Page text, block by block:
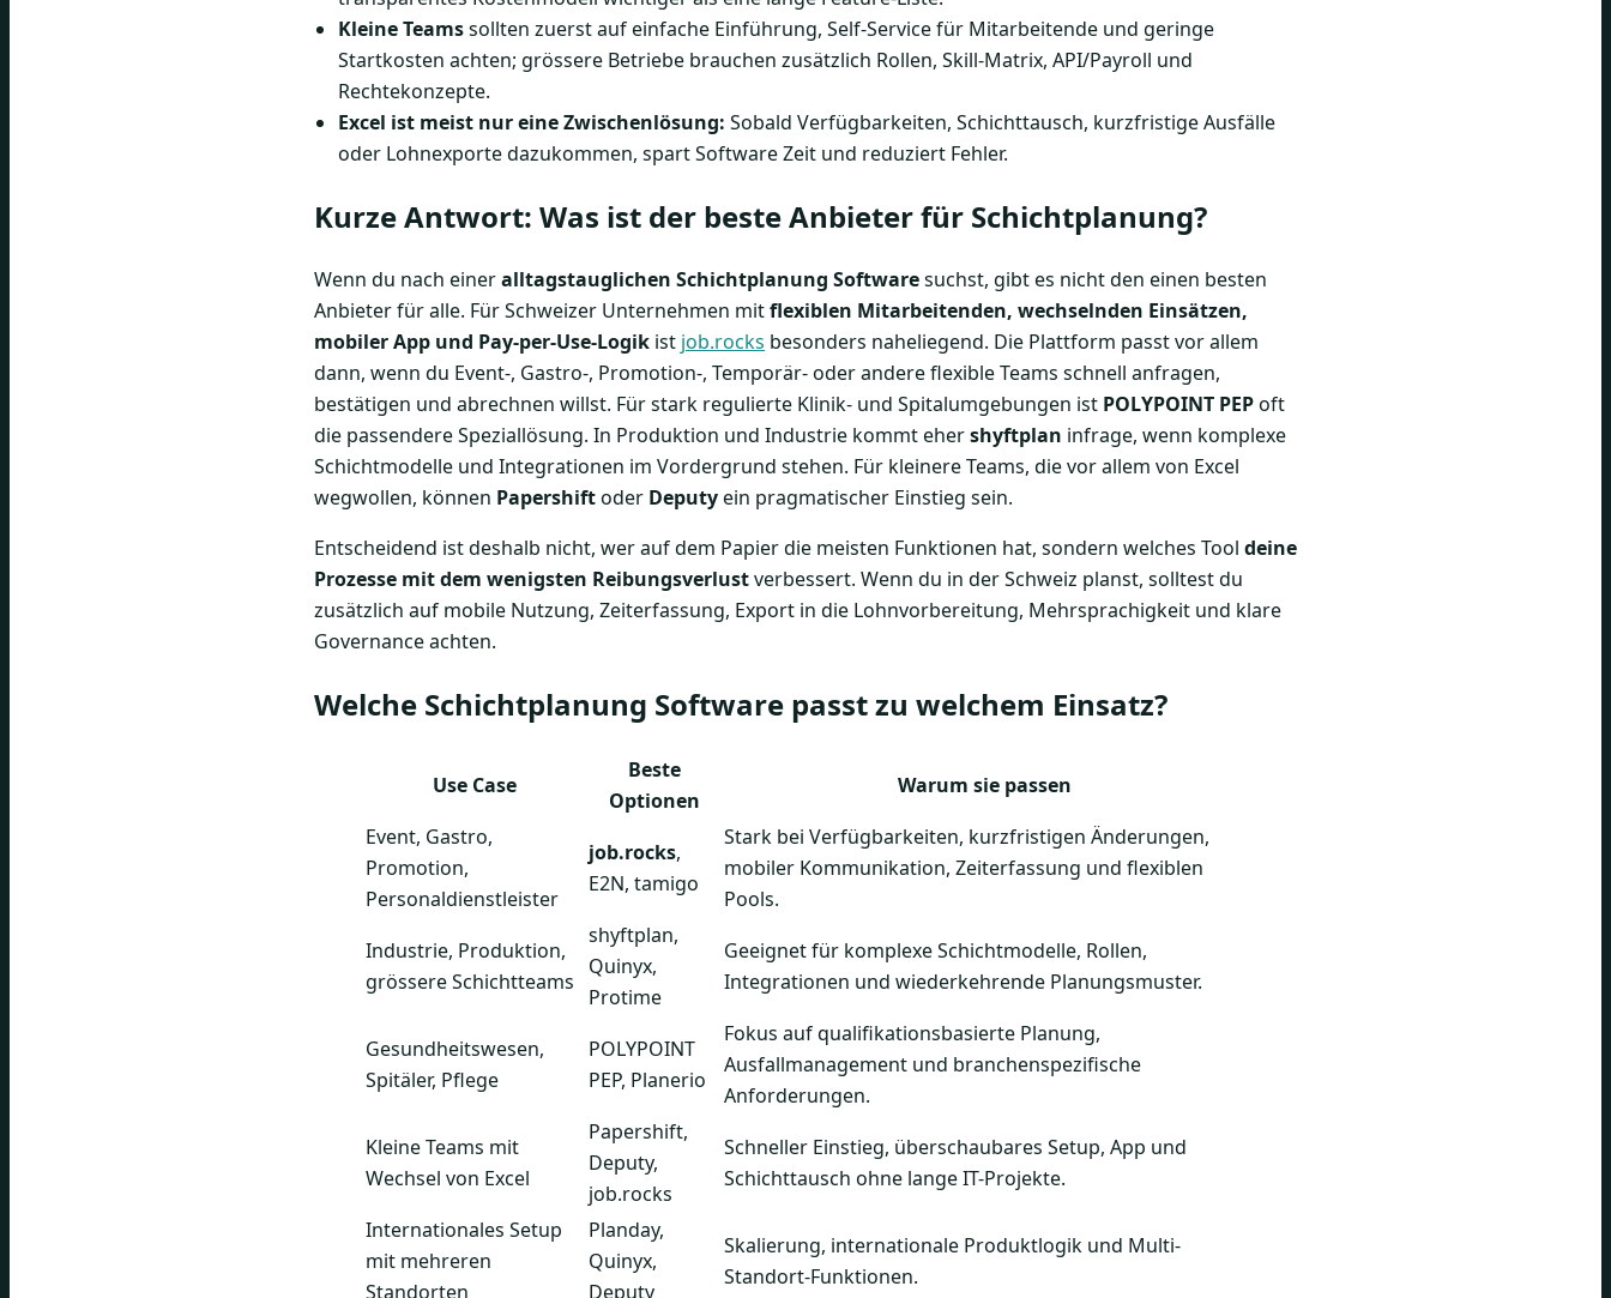
Kleine Teamssollten zuerst auf einfache Einführung, Self-Service für Mitarbeitende und geringe
Startkosten achten; grössere Betriebe brauchen zusätzlich Rollen, Skill-Matrix, API/Payroll und
Rechtekonzepte.
Excel ist meist nur eine Zwischenlösung: Sobald Verfügbarkeiten, Schichttausch, kurzfristige Ausfälle
oder Lohnexporte dazukommen, spart Software Zeit und reduziert Fehler.
Kurze Antwort: Was ist der beste Anbieter für Schichtplanung?
Wenn du nach eineralltagstauglichen Schichtplanung Softwaresuchst, gibt es nicht den einen besten
Anbieter für alle. Für Schweizer Unternehmen mitflexiblen Mitarbeitenden, wechselnden Einsätzen,
mobiler App und Pay-per-Use-Logik ist job.rocks besonders naheliegend. Die Plattform passt vor allem
dann, wenn du Event-, Gastro-, Promotion-, Temporär- oder andere flexible Teams schnell anfragen,
bestätigen und abrechnen willst. Für stark regulierte Klinik- und Spitalumgebungen ist POLYPOINT PEPoft
die passendere Speziallösung. In Produktion und Industrie kommt ehershyftplan infrage, wenn komplexe
Schichtmodelle und Integrationen im Vordergrund stehen. Für kleinere Teams, die vor allem von Excel
wegwollen, können Papershiftoder Deputyein pragmatischer Einstieg sein.
Entscheidend ist deshalb nicht, wer auf dem Papier die meisten Funktionen hat, sondern welches Tool deine
Prozesse mit dem wenigsten Reibungsverlustverbessert. Wenn du in der Schweiz planst, solltest du
zusätzlich auf mobile Nutzung, Zeiterfassung, Export in die Lohnvorbereitung, Mehrsprachigkeit und klare
Governance achten.
Welche Schichtplanung Software passt zu welchem Einsatz?
Use Case
Beste
Optionen
Warum sie passen
Event, Gastro,
Promotion,
Personaldienstleister
job.rocks,
E2N, tamigo
Stark bei Verfügbarkeiten, kurzfristigen Änderungen,
mobiler Kommunikation, Zeiterfassung und flexiblen
Pools.
Industrie, Produktion,
grössere Schichtteams
shyftplan,
Quinyx,
Protime
Geeignet für komplexe Schichtmodelle, Rollen,
Integrationen und wiederkehrende Planungsmuster.
Gesundheitswesen,
Spitäler, Pflege
POLYPOINT
PEP, Planerio
Fokus auf qualifikationsbasierte Planung,
Ausfallmanagement und branchenspezifische
Anforderungen.
Kleine Teams mit
Wechsel von Excel
Papershift,
Deputy,
job.rocks
Schneller Einstieg, überschaubares Setup, App und
Schichttausch ohne lange IT-Projekte.
Internationales Setup
mit mehreren
Standorten
Planday,
Quinyx,
Deputy
Skalierung, internationale Produktlogik und Multi-
Standort-Funktionen.